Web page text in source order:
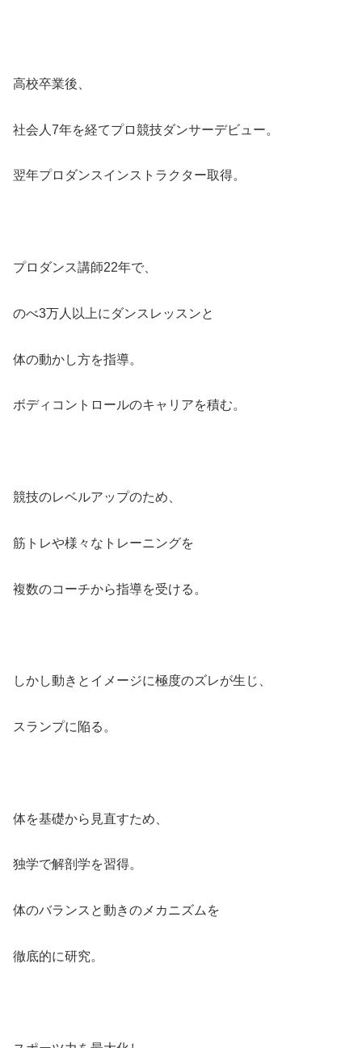
高校卒業後、
社会人7年を経てプロ競技ダンサーデビュー。
翌年プロダンスインストラクター取得。
プロダンス講師22年で、
のべ3万人以上にダンスレッスンと
体の動かし方を指導。
ボディコントロールのキャリアを積む。
競技のレベルアップのため、
筋トレや様々なトレーニングを
複数のコーチから指導を受ける。
しかし動きとイメージに極度のズレが生じ、
スランプに陥る。
体を基礎から見直すため、
独学で解剖学を習得。
体のバランスと動きのメカニズムを
徹底的に研究。